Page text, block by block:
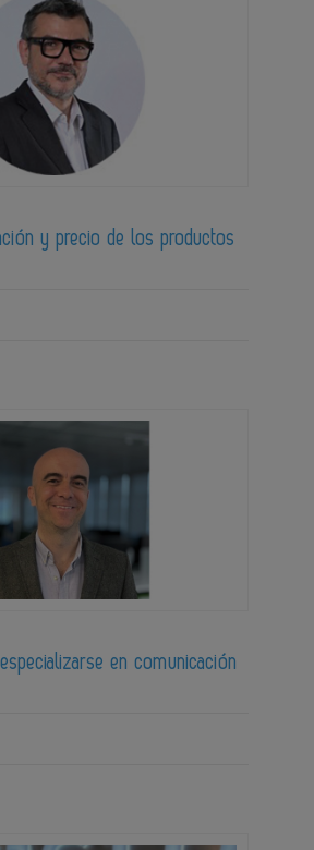
y precio de los productos
en comunicación